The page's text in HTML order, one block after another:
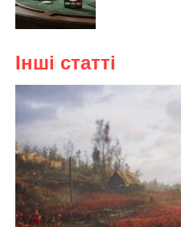
Інші статті